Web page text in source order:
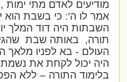
מודיעים לאדם מתי ימות
אמר לו ה': כי בשבת הוא
השבתות היה דוד המלך
תורה, באותה שבת
העולם - בא לפניו מלאך
היה יכול לקחת את נשמתו
בלימוד התורה – ללא